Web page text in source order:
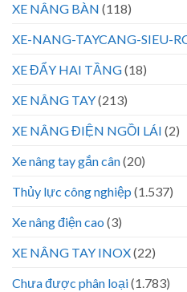
XE NÂNG BÀN (118)
XE-NANG-TAYCANG-SIEU-
XE ĐẨY HAI TẦNG(18)
XE NÂNG TAY(213)
XE NÂNG ĐIỆN NGỒI LÁI (2)
Xe nâng tay gắn cân(20)
Thủy lực công nghiệp (1.537)
Xe nâng điện cao (3)
XE NÂNG TAY INOX(22)
Chưa được phân loại(1.783)